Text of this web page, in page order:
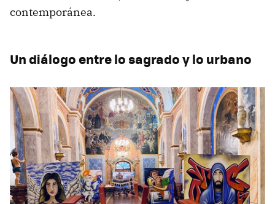
contemporánea.
Un diálogo entre lo sagrado y lo urbano